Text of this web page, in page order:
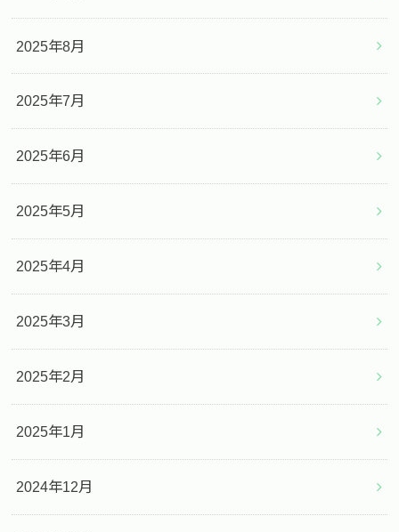
2025年8月
2025年7月
2025年6月
2025年5月
2025年4月
2025年3月
2025年2月
2025年1月
2024年12月